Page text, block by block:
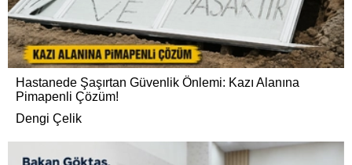
Hastanede Şaşırtan Güvenlik Önlemi: Kazı Alanına
Pimapenli Çözüm!
Dengi Çelik